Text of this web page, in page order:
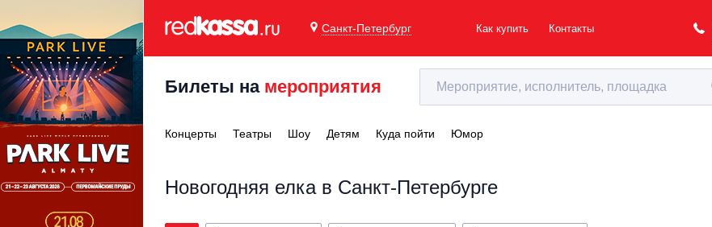
Санкт-Петербург Как купить Контакты
Билеты на мероприятия
Концерты Театры Шоу Детям Куда пойти Юмор
Новогодняя елка в Санкт-Петербурге